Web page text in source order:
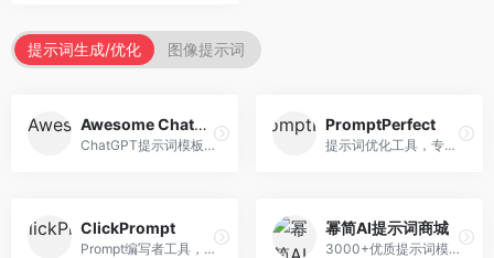
提示词生成/优化 图像提示词
Awesome ChatGPT Prompts
ChatGPT提示词模板库，专注于实用提示词收集。面向ChatGPT用户，提供提示词模板、使用场景、效果展示等资源，模板实用性强。
PromptPerfect
提示词优化工具，专注于提示词质量提升。面向AI用户，提供提示词优化、效果测试、版本对比等服务，提示词优化专业。
ClickPrompt
Prompt编写者工具，专注于提示词创作辅助。面向提示词创作者，提供提示词编辑、测试、分享等服务，创作工具完善。
幂简AI提示词商城
3000+优质提示词模板平台，专注于中文提示词。面向中文AI用户，提供提示词模板、分类检索、一键使用等服务，中文提示词丰富。